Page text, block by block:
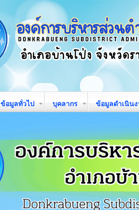
ข้อมูลทั่วไป บุคลากร ข้อมูลดำเนิน